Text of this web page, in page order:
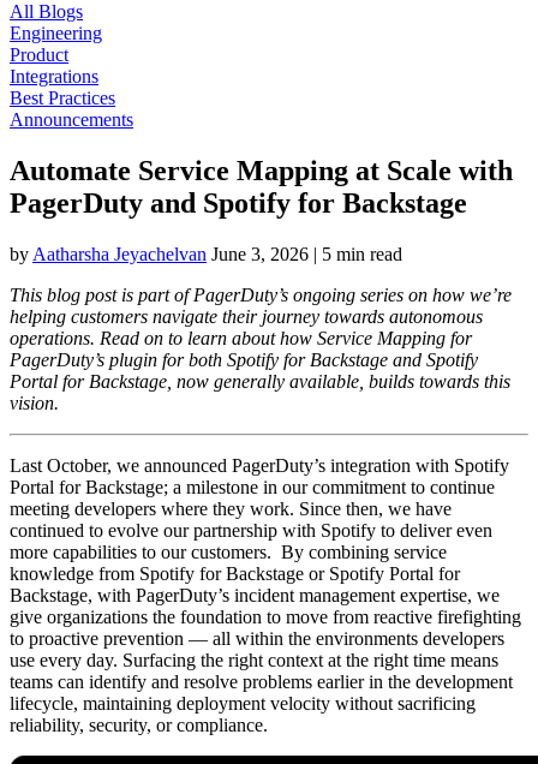
All Blogs
Engineering
Product
Integrations
Best Practices
Announcements
Automate Service Mapping at Scale with
PagerDuty and Spotify for Backstage
by Aatharsha Jeyachelvan June 3, 2026 | 5 min read
This blog post is part of PagerDuty’s ongoing series on how we’re
helping customers navigate their journey towards autonomous
operations. Read on to learn about how Service Mapping for
PagerDuty’s plugin for both Spotify for Backstage and Spotify
Portal for Backstage, now generally available, builds towards this
vision.
Last October, we announced PagerDuty’s integration with Spotify
Portal for Backstage; a milestone in our commitment to continue
meeting developers where they work. Since then, we have
continued to evolve our partnership with Spotify to deliver even
more capabilities to our customers. By combining service
knowledge from Spotify for Backstage or Spotify Portal for
Backstage, with PagerDuty’s incident management expertise, we
give organizations the foundation to move from reactive firefighting
to proactive prevention — all within the environments developers
use every day. Surfacing the right context at the right time means
teams can identify and resolve problems earlier in the development
lifecycle, maintaining deployment velocity without sacrificing
reliability, security, or compliance.